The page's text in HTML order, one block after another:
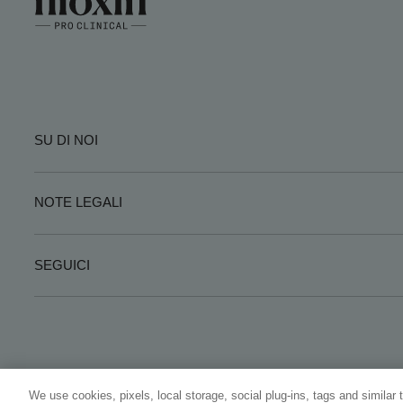
SU DI NOI
NOTE LEGALI
SEGUICI
We use cookies, pixels, local storage, social plug-ins, tags and similar